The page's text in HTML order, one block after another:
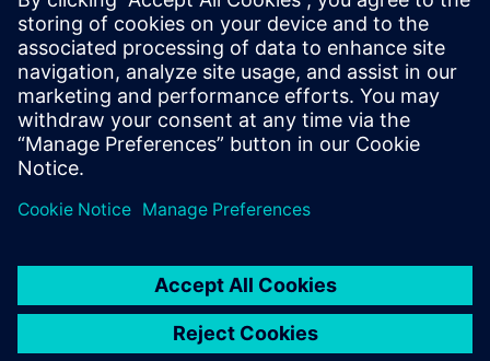
Blog do Easy Plan
Siga as tendências e as melhores práticas para o software
Teamcenter Easy Plan.
Ler o blogue
Software de planeamento de
Veja como pode entregar melhores planos de processo de